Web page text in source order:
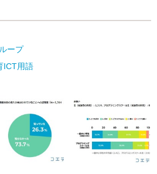
ープ
ICT用語